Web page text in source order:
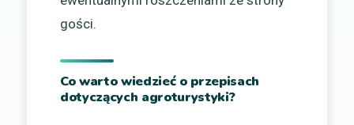
gości.
Co warto wiedzieć o przepisach
dotyczących agroturystyki?